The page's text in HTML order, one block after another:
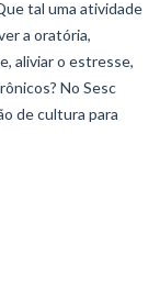
tal uma atividade
a oratória,
aliviar o estresse,
No Sesc
de cultura para